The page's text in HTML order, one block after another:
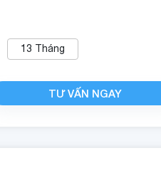
13 Tháng
TƯ VẤN NGAY